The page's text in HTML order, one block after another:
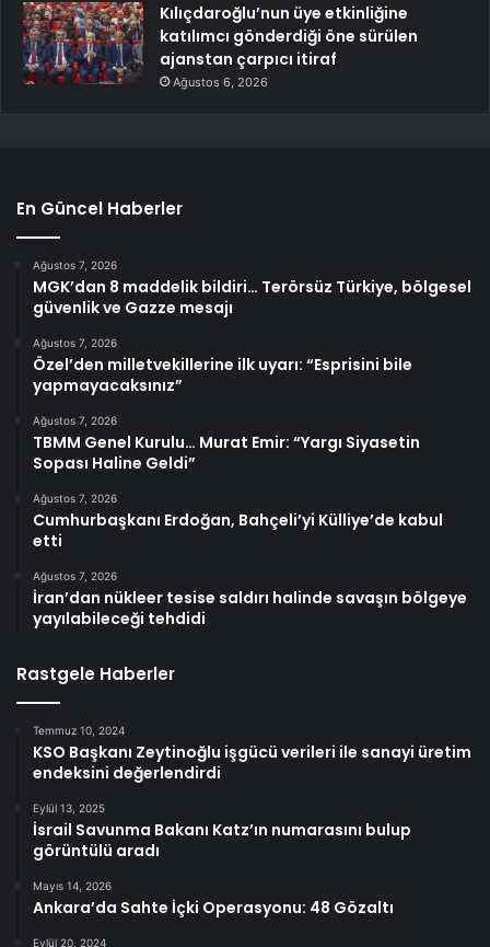
Kılıçdaroğlu’nun üye etkinliğine
katılımcı gönderdiği öne sürülen
ajanstan çarpıcı itiraf
Ağustos 6, 2026
En Güncel Haberler
Ağustos 7, 2026
MGK’dan 8 maddelik bildiri… Terörsüz Türkiye, bölgesel
güvenlik ve Gazze mesajı
Ağustos 7, 2026
Özel’den milletvekillerine ilk uyarı: “Esprisini bile
yapmayacaksınız”
Ağustos 7, 2026
TBMM Genel Kurulu… Murat Emir: “Yargı Siyasetin
Sopası Haline Geldi”
Ağustos 7, 2026
Cumhurbaşkanı Erdoğan, Bahçeli’yi Külliye’de kabul
etti
Ağustos 7, 2026
İran’dan nükleer tesise saldırı halinde savaşın bölgeye
yayılabileceği tehdidi
Rastgele Haberler
Temmuz 10, 2024
KSO Başkanı Zeytinoğlu işgücü verileri ile sanayi üretim
endeksini değerlendirdi
Eylül 13, 2025
İsrail Savunma Bakanı Katz’ın numarasını bulup
görüntülü aradı
Mayıs 14, 2026
Ankara’da Sahte İçki Operasyonu: 48 Gözaltı
Eylül 20, 2024